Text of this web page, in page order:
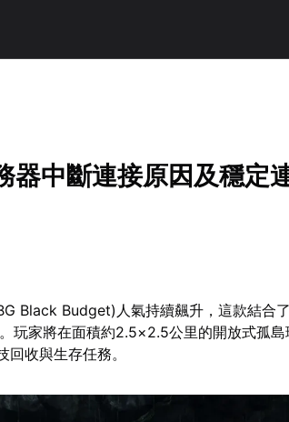
器中斷連接原因及穩定
Black Budget)人氣持續飆升，這款結合
玩家將在面積約2.5×2.5公里的開放式孤
回收與生存任務。